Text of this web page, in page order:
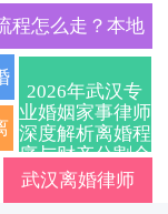
婚律师在线免费
财产分割与子女
抚养纠纷，定制
离婚协议服务
程怎么走？本地
协议与诉讼避
点
2026年武汉专
业婚姻家事律师
深度解析离婚程
序与财产分割全
攻略，本地法律
服务精准匹配
武汉离婚律师